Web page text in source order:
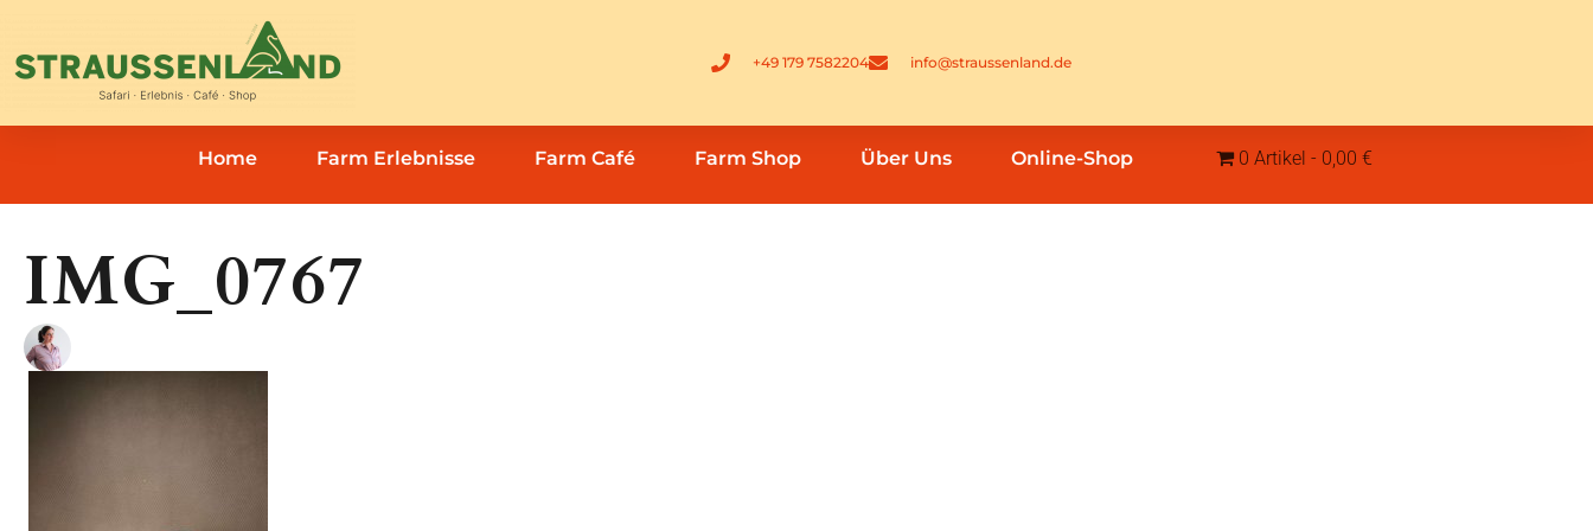
+49 179 7582204 info@straussenland.de
Home Farm Erlebnisse Farm Café Farm Shop Über Uns Online-Shop 0 Artikel 0,00 €
IMG_0767